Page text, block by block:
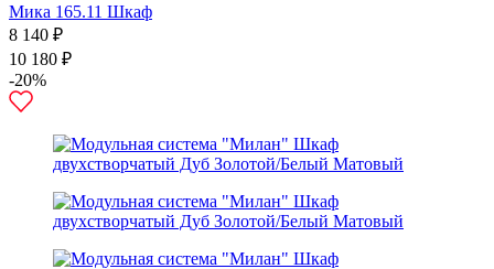
Мика 165.11 Шкаф
8 140 ₽
10 180 ₽
-20%